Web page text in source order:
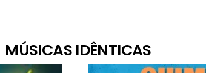
MÚSICAS IDÊNTICAS